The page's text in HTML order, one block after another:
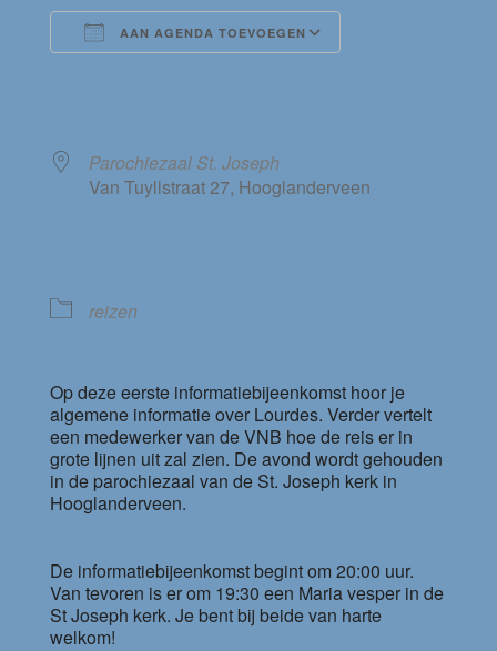
AAN AGENDA TOEVOEGEN
Parochiezaal St. Joseph
Van Tuyllstraat 27, Hooglanderveen
reizen
Op deze eerste informatiebijeenkomst hoor je
algemene informatie over Lourdes. Verder vertelt
een medewerker van de VNB hoe de reis er in
grote lijnen uit zal zien. De avond wordt gehouden
in de parochiezaal van de St. Joseph kerk in
Hooglanderveen.
De informatiebijeenkomst begint om 20:00 uur.
Van tevoren is er om 19:30 een Maria vesper in de
St Joseph kerk. Je bent bij beide van harte
welkom!